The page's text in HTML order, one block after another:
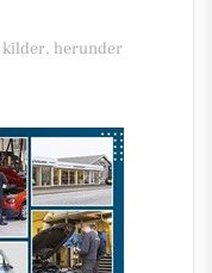
kilder, herunder